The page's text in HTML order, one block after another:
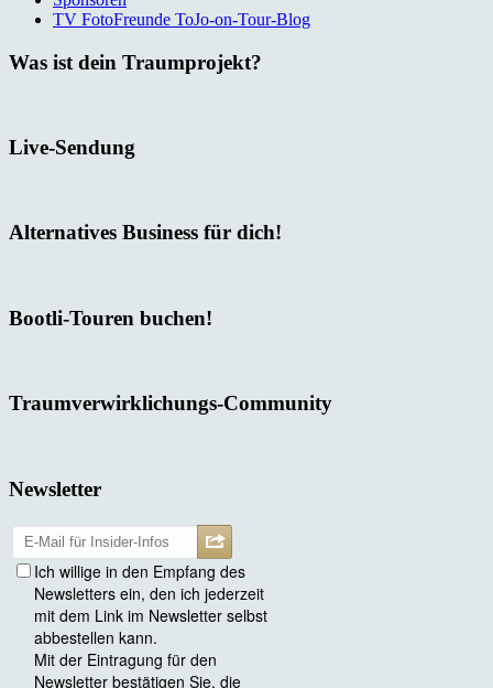
TV FotoFreunde ToJo-on-Tour-Blog
Was ist dein Traumprojekt?
Live-Sendung
Alternatives Business für dich!
Bootli-Touren buchen!
Traumverwirklichungs-Community
Newsletter